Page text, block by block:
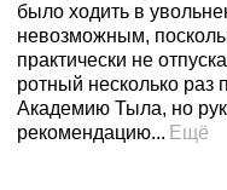
было ходить в
невозможным,
практически не
ротный несколько раз
Академию Тыла, но
рекомендацию... Ещё